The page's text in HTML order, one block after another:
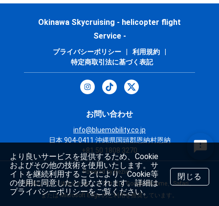
Okinawa Skycruising - helicopter flight
Service -
プライバシーポリシー 利用規約
特定商取引法に基づく表記
お問い合わせ
info@bluemobility.co.jp
日本 904-0411 沖縄県国頭郡恩納村恩納
+81 50 1808 3270
Powered by Rezio
快適なウェブ体験のため、ブラウザは Google Chrome、Safari、
または Microsoft Edge のご利用を推奨しています。
より良いサービスを提供するため、Cookie
およびその他の技術を使用いたします。サ
イトを継続利用することにより、Cookie等
の使用に同意したと見なされます。詳細は
プライバシーポリシーをご覧ください。
閉じる